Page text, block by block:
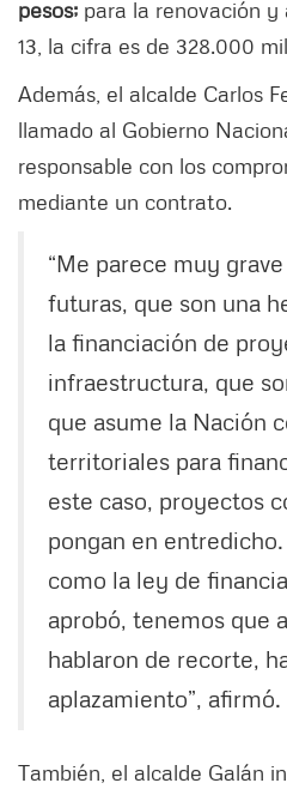
pesos; para la renovación y
13, la cifra es de 328.000
Además, el alcalde Carlos
llamado al Gobierno
responsable con los
mediante un contrato.
“Me parece muy
futuras, que son una
la financiación de
infraestructura, que
que asume la Nación
territoriales para
este caso, proyectos
pongan en
como la ley de
aprobó, tenemos que
hablaron de recorte,
aplazamiento”, afirmó.
También, el alcalde Galán